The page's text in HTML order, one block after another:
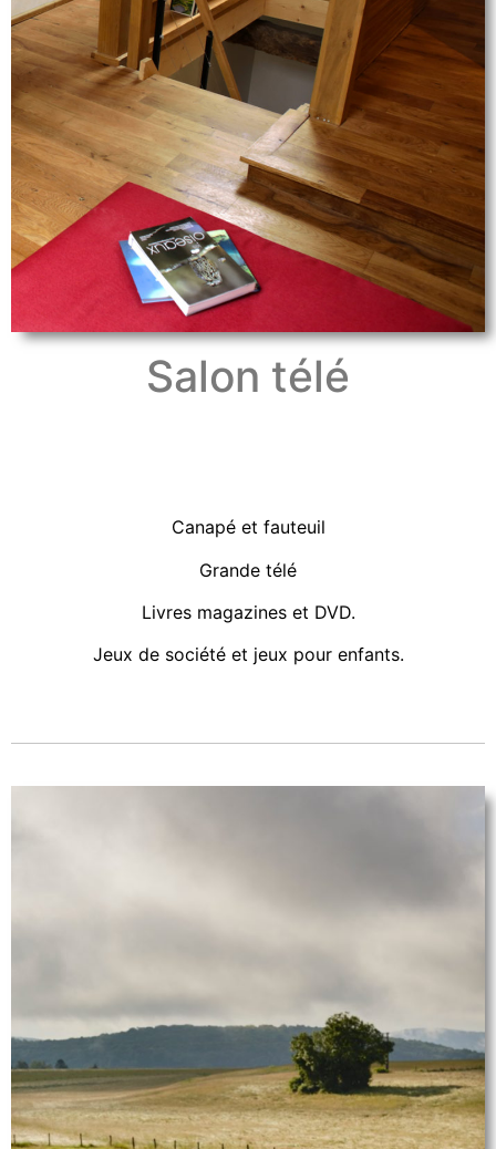
Salon télé
Canapé et fauteuil
Grande télé
Livres magazines et DVD.
Jeux de société et jeux pour enfants.